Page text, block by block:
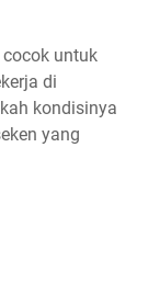
cocok untuk
di
kondisinya
yang